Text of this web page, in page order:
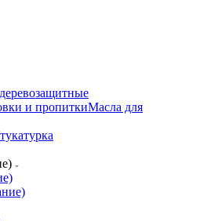
и пропиткиМасла для